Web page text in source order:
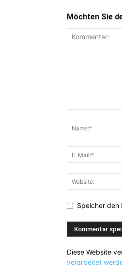
Möchten Sie
Speicher den
Diese Website
verarbeitet